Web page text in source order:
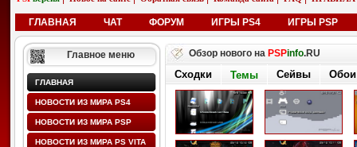
ГЛАВНАЯ ЧАТ ФОРУМ ИГРЫ PS4 ИГРЫ PSP
Главное меню
ГЛАВНАЯ
НОВОСТИ ИЗ МИРА PS4
НОВОСТИ ИЗ МИРА PSP
НОВОСТИ ИЗ МИРА PS VITA
Обзор нового на PSPinfo.RU
Сходки Темы Сейвы Обои